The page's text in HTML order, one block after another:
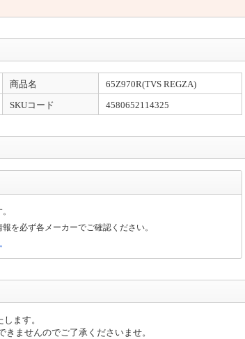
先納品です）
をいただいた商品によっては、お届けまで日数を要する場合
ます(土日除く)。【大型商品】に関しては輸送方法が通常の
定となります。
商品名
65Z970R(TVS REGZA)
SKUコード 4580652114325
を必ず各メーカーでご確認ください。
ます。
ませんのでご了承くださいませ。